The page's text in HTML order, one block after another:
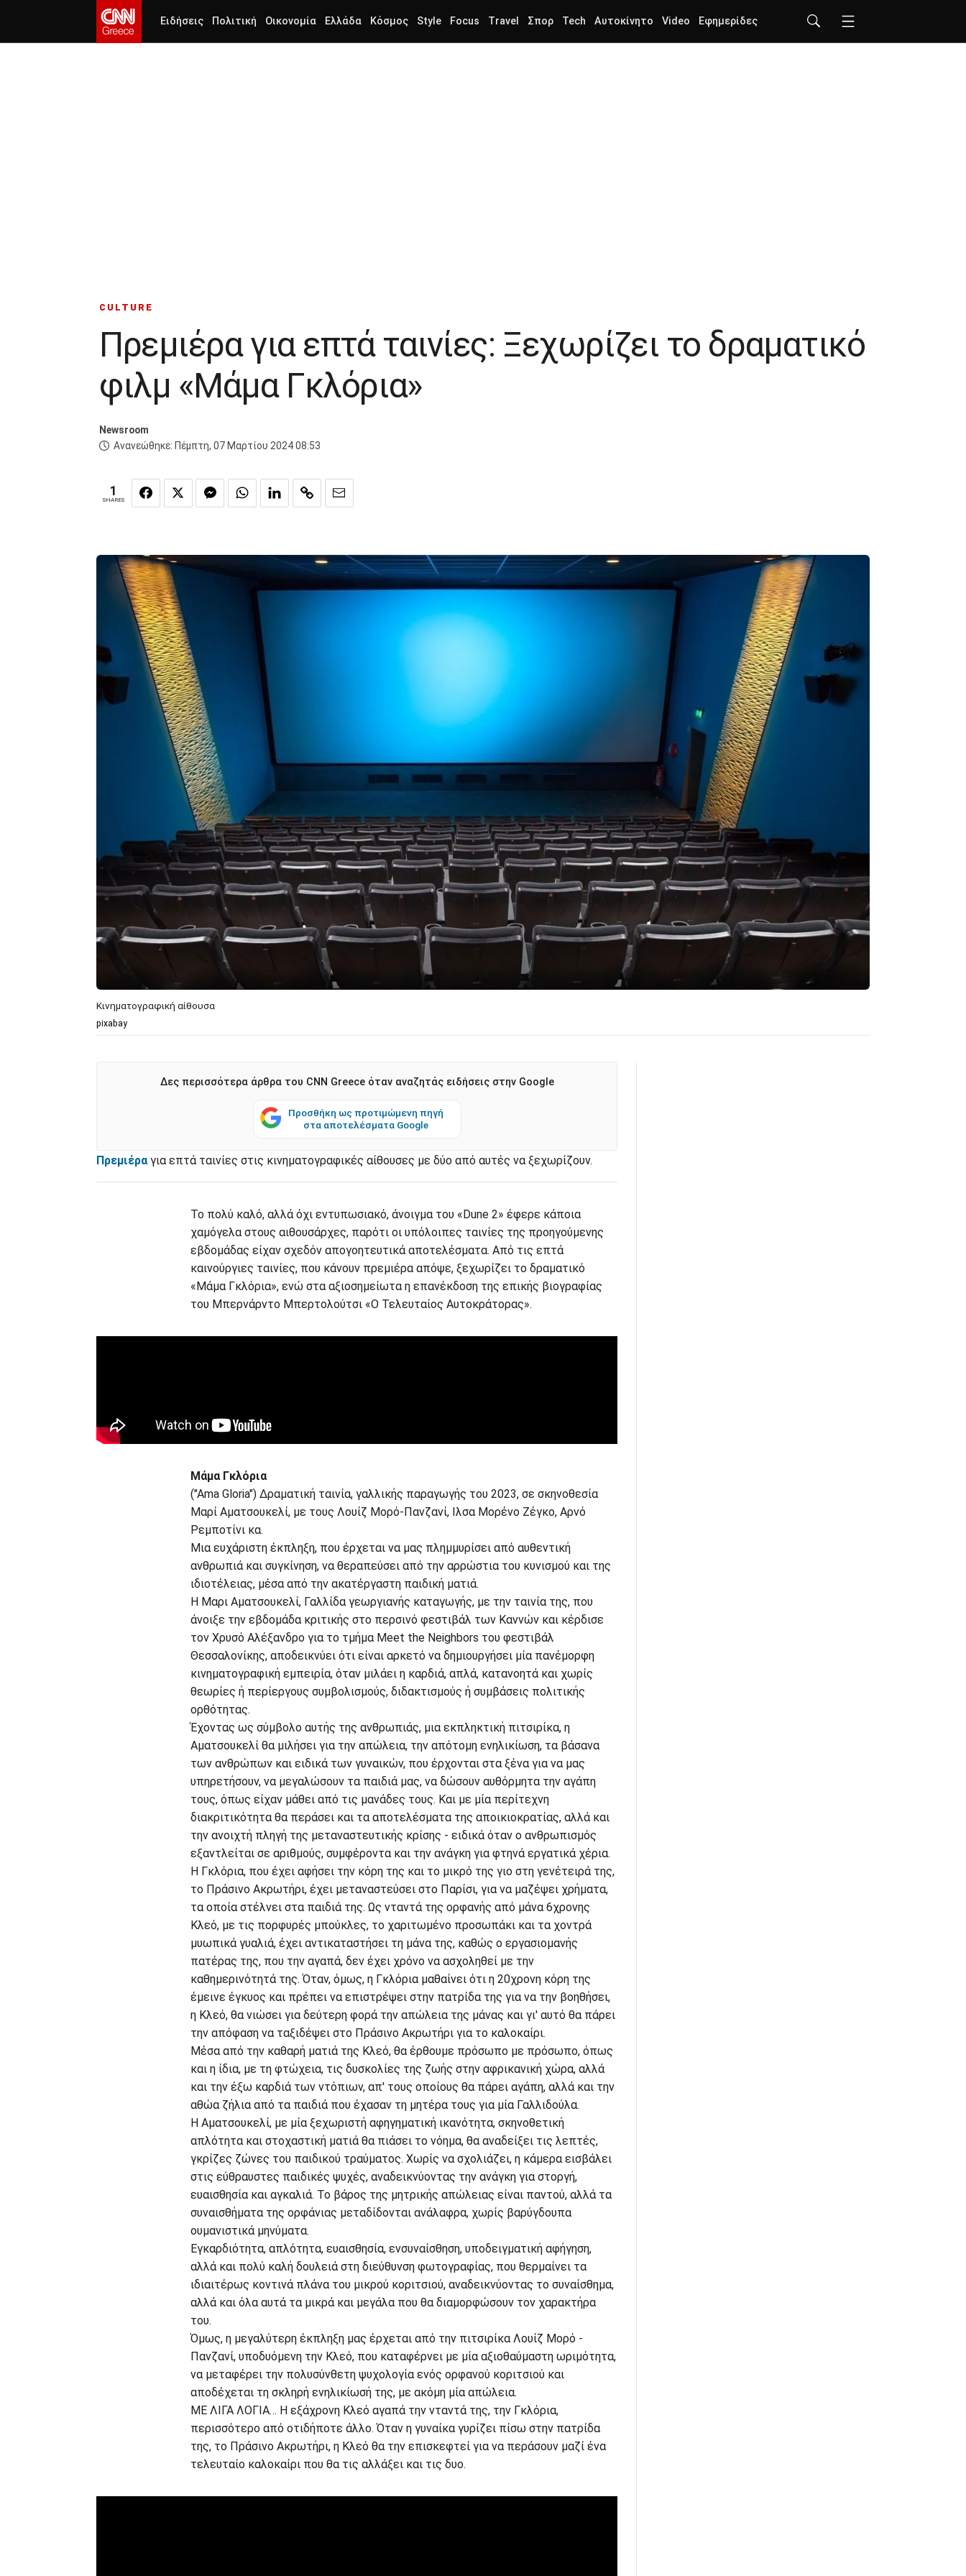
Ειδήσεις Πολιτική Οικονομία Ελλάδα Κόσμος Style Focus Travel Σπορ Tech Αυτοκίνητο Video Εφημερίδες
CULTURE
Πρεμιέρα για επτά ταινίες: Ξεχωρίζει το δραματικό
φιλμ «Μάμα Γκλόρια»
Newsroom
Ανανεώθηκε: Πέμπτη, 07 Μαρτίου 2024 08:53
1
SHARES
Κινηματογραφική αίθουσα
pixabay
Δες περισσότερα άρθρα του CNN Greece όταν αναζητάς ειδήσεις στην Google
Προσθήκη ως προτιμώμενη πηγή
στα αποτελέσματα Google
Πρεμιέραγια επτά ταινίες στις κινηματογραφικές αίθουσες με δύο από αυτές να ξεχωρίζουν.
Το πολύ καλό, αλλά όχι εντυπωσιακό, άνοιγμα του «Dune 2» έφερε κάποια
χαμόγελα στους αιθουσάρχες, παρότι οι υπόλοιπες ταινίες της προηγούμενης
εβδομάδας είχαν σχεδόν απογοητευτικά αποτελέσματα. Από τις επτά
καινούργιες ταινίες, που κάνουν πρεμιέρα απόψε, ξεχωρίζει το δραματικό
«Μάμα Γκλόρια», ενώ στα αξιοσημείωτα η επανέκδοση της επικής βιογραφίας
του Μπερνάρντο Μπερτολούτσι «Ο Τελευταίος Αυτοκράτορας».
Μάμα Γκλόρια
("Ama Gloria") Δραματική ταινία, γαλλικής παραγωγής του 2023, σε σκηνοθεσία
Μαρί Αματσουκελί, με τους Λουίζ Μορό-Πανζανί, Ιλσα Μορένο Ζέγκο, Αρνό
Ρεμποτίνι κα.
Μια ευχάριστη έκπληξη, που έρχεται να μας πλημμυρίσει από αυθεντική
ανθρωπιά και συγκίνηση, να θεραπεύσει από την αρρώστια του κυνισμού και της
ιδιοτέλειας, μέσα από την ακατέργαστη παιδική ματιά.
Η Μαρι Αματσουκελί, Γαλλίδα γεωργιανής καταγωγής, με την ταινία της, που
άνοιξε την εβδομάδα κριτικής στο περσινό φεστιβάλ των Καννών και κέρδισε
τον Χρυσό Αλέξανδρο για το τμήμα Meet the Neighbors του φεστιβάλ
Θεσσαλονίκης, αποδεικνύει ότι είναι αρκετό να δημιουργήσει μία πανέμορφη
κινηματογραφική εμπειρία, όταν μιλάει η καρδιά, απλά, κατανοητά και χωρίς
θεωρίες ή περίεργους συμβολισμούς, διδακτισμούς ή συμβάσεις πολιτικής
ορθότητας.
Έχοντας ως σύμβολο αυτής της ανθρωπιάς, μια εκπληκτική πιτσιρίκα, η
Αματσουκελί θα μιλήσει για την απώλεια, την απότομη ενηλικίωση, τα βάσανα
των ανθρώπων και ειδικά των γυναικών, που έρχονται στα ξένα για να μας
υπηρετήσουν, να μεγαλώσουν τα παιδιά μας, να δώσουν αυθόρμητα την αγάπη
τους, όπως είχαν μάθει από τις μανάδες τους. Και με μία περίτεχνη
διακριτικότητα θα περάσει και τα αποτελέσματα της αποικιοκρατίας, αλλά και
την ανοιχτή πληγή της μεταναστευτικής κρίσης - ειδικά όταν ο ανθρωπισμός
εξαντλείται σε αριθμούς, συμφέροντα και την ανάγκη για φτηνά εργατικά χέρια.
Η Γκλόρια, που έχει αφήσει την κόρη της και το μικρό της γιο στη γενέτειρά της,
το Πράσινο Ακρωτήρι, έχει μεταναστεύσει στο Παρίσι, για να μαζέψει χρήματα,
τα οποία στέλνει στα παιδιά της. Ως νταντά της ορφανής από μάνα 6χρονης
Κλεό, με τις πορφυρές μπούκλες, το χαριτωμένο προσωπάκι και τα χοντρά
μυωπικά γυαλιά, έχει αντικαταστήσει τη μάνα της, καθώς ο εργασιομανής
πατέρας της, που την αγαπά, δεν έχει χρόνο να ασχοληθεί με την
καθημερινότητά της. Όταν, όμως, η Γκλόρια μαθαίνει ότι η 20χρονη κόρη της
έμεινε έγκυος και πρέπει να επιστρέψει στην πατρίδα της για να την βοηθήσει,
η Κλεό, θα νιώσει για δεύτερη φορά την απώλεια της μάνας και γι' αυτό θα πάρει
την απόφαση να ταξιδέψει στο Πράσινο Ακρωτήρι για το καλοκαίρι.
Μέσα από την καθαρή ματιά της Κλεό, θα έρθουμε πρόσωπο με πρόσωπο, όπως
και η ίδια, με τη φτώχεια, τις δυσκολίες της ζωής στην αφρικανική χώρα, αλλά
και την έξω καρδιά των ντόπιων, απ' τους οποίους θα πάρει αγάπη, αλλά και την
αθώα ζήλια από τα παιδιά που έχασαν τη μητέρα τους για μία Γαλλιδούλα.
Η Αματσουκελί, με μία ξεχωριστή αφηγηματική ικανότητα, σκηνοθετική
απλότητα και στοχαστική ματιά θα πιάσει το νόημα, θα αναδείξει τις λεπτές,
γκρίζες ζώνες του παιδικού τραύματος. Χωρίς να σχολιάζει, η κάμερα εισβάλει
στις εύθραυστες παιδικές ψυχές, αναδεικνύοντας την ανάγκη για στοργή,
ευαισθησία και αγκαλιά. Το βάρος της μητρικής απώλειας είναι παντού, αλλά τα
συναισθήματα της ορφάνιας μεταδίδονται ανάλαφρα, χωρίς βαρύγδουπα
ουμανιστικά μηνύματα.
Εγκαρδιότητα, απλότητα, ευαισθησία, ενσυναίσθηση, υποδειγματική αφήγηση,
αλλά και πολύ καλή δουλειά στη διεύθυνση φωτογραφίας, που θερμαίνει τα
ιδιαιτέρως κοντινά πλάνα του μικρού κοριτσιού, αναδεικνύοντας το συναίσθημα,
αλλά και όλα αυτά τα μικρά και μεγάλα που θα διαμορφώσουν τον χαρακτήρα
του.
Όμως, η μεγαλύτερη έκπληξη μας έρχεται από την πιτσιρίκα Λουίζ Μορό -
Πανζανί, υποδυόμενη την Κλεό, που καταφέρνει με μία αξιοθαύμαστη ωριμότητα,
να μεταφέρει την πολυσύνθετη ψυχολογία ενός ορφανού κοριτσιού και
αποδέχεται τη σκληρή ενηλικίωσή της, με ακόμη μία απώλεια.
ΜΕ ΛΙΓΑ ΛΟΓΙΑ… Η εξάχρονη Κλεό αγαπά την νταντά της, την Γκλόρια,
περισσότερο από οτιδήποτε άλλο. Όταν η γυναίκα γυρίζει πίσω στην πατρίδα
της, το Πράσινο Ακρωτήρι, η Κλεό θα την επισκεφτεί για να περάσουν μαζί ένα
τελευταίο καλοκαίρι που θα τις αλλάξει και τις δυο.